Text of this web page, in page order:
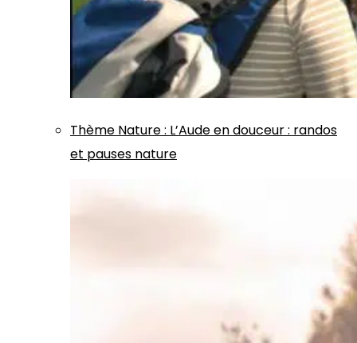
Thème Nature: L’Aude en douceur : randos
et pauses nature